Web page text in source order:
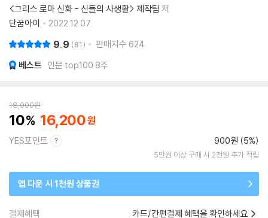
<그리스 로마 신화 - 신들의 사생활> 제작팀 저
단꿈아이
2022.12.07.
9.9 81 판매지수 624
베스트 인문 top100 8주
18,000원
10 16,200
YES포인트 900원 (5%)
5만원 이상 구매 시 2천원 추가 적립
앱 다운 시 1천원 상품권
결제혜택 카드/간편결제 혜택을 확인하세요